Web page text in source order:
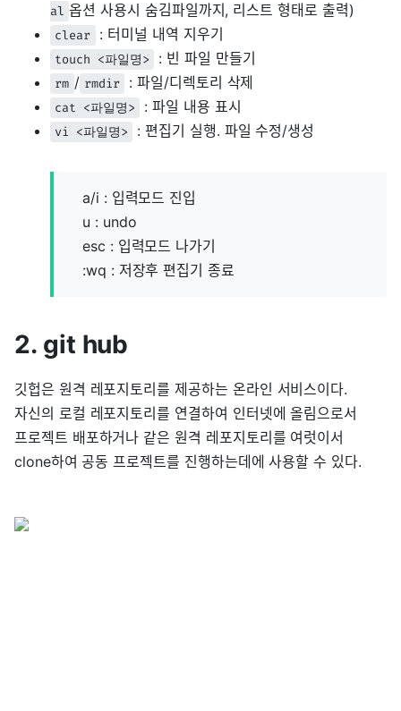
al 옵션 사용시 숨김파일까지, 리스트 형태로 출력)
clear : 터미널 내역 지우기
touch <파일명> : 빈 파일 만들기
rm / rmdir : 파일/디렉토리 삭제
cat <파일명> : 파일 내용 표시
vi <파일명> : 편집기 실행. 파일 수정/생성
a/i : 입력모드 진입
u : undo
esc : 입력모드 나가기
:wq : 저장후 편집기 종료
2. git hub
깃헙은 원격 레포지토리를 제공하는 온라인 서비스이다.
자신의 로컬 레포지토리를 연결하여 인터넷에 올림으로서
프로젝트 배포하거나 같은 원격 레포지토리를 여럿이서
clone하여 공동 프로젝트를 진행하는데에 사용할 수 있다.